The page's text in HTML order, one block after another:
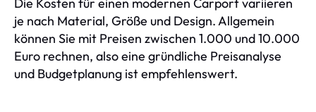
je nach Material, Größe und Design. Allgemein
können Sie mit Preisen zwischen 1.000 und 10.000
Euro rechnen, also eine gründliche Preisanalyse
und Budgetplanung ist empfehlenswert.